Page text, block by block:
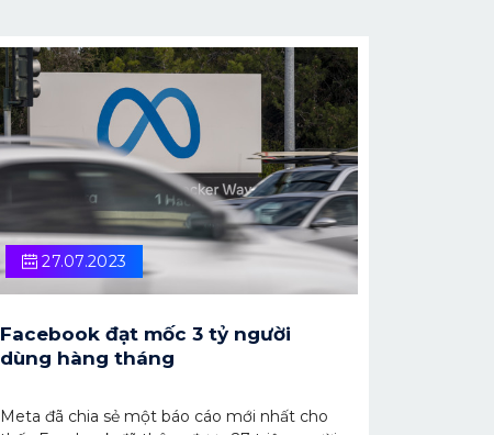
27.07.2023
Facebook đạt mốc 3 tỷ người
dùng hàng tháng
Meta đã chia sẻ một báo cáo mới nhất cho